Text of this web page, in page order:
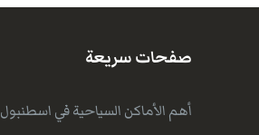
صفحات سريعة
أهم الأماكن السياحية في اسطنبول